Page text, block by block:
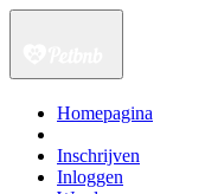
Homepagina
Inschrijven
Inloggen